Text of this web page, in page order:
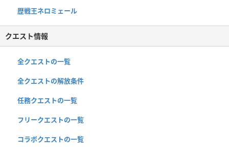
歴戦王ネロミェール
クエスト情報
全クエストの一覧
全クエストの解放条件
任務クエストの一覧
フリークエストの一覧
コラボクエストの一覧